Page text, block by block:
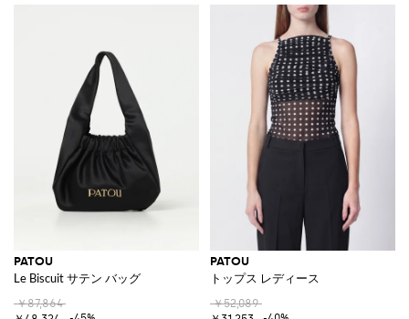
PATOU
Le Biscuit サテン バッグ
￥87,864
PATOU
トップス レディース
￥52,089